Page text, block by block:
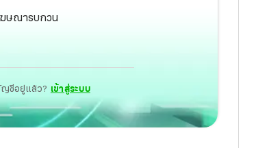
จำนวนถึง 850 คน จึงเป็นโอกาสที่ดีในการ
คน เพื่อส่งไปร่วมโครงการเรียนรู้จาก
เปลี่ยนเรียนรู้กับผู้เชี่ยวชาญด้านธุรกิจใน 5
หลีใต้ และไต้หวัน
ฆษณารบกวน
ชีอยู่แล้ว? เข้าสู่ระบบ